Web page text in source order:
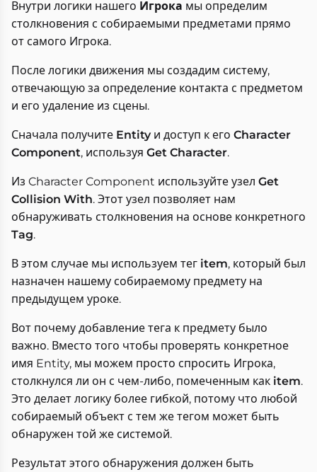
Внутри логики нашего Игрока мы определим
столкновения с собираемыми предметами прямо
от самого Игрока.
После логики движения мы создадим систему,
отвечающую за определение контакта с предметом
и его удаление из сцены.
Сначала получите Entityи доступ к его Character
Component, используя Get Character.
Из Character Component используйте узел Get
Collision With. Этот узел позволяет нам
обнаруживать столкновения на основе конкретного
Tag.
В этом случае мы используем тег item, который был
назначен нашему собираемому предмету на
предыдущем уроке.
Вот почему добавление тега к предмету было
важно. Вместо того чтобы проверять конкретное
имя Entity, мы можем просто спросить Игрока,
столкнулся ли он с чем-либо, помеченным как item.
Это делает логику более гибкой, потому что любой
собираемый объект с тем же тегом может быть
обнаружен той же системой.
Результат этого обнаружения должен быть